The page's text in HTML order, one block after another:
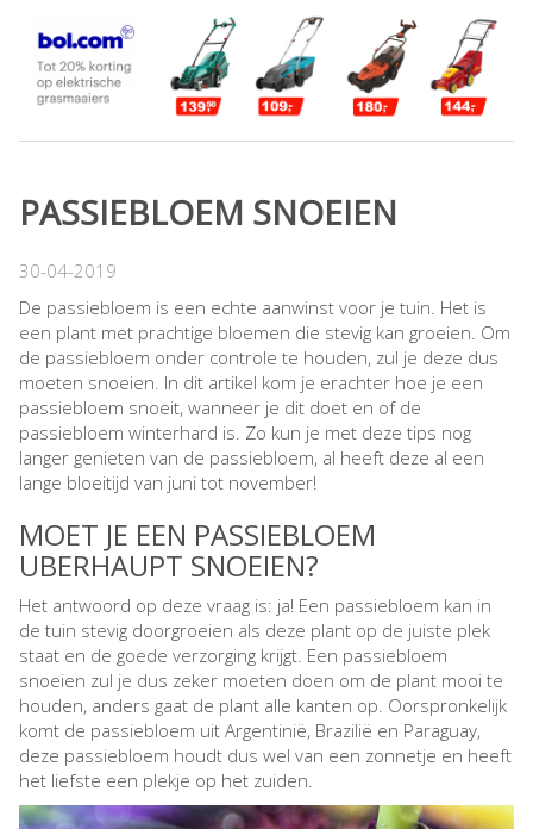
PASSIEBLOEM SNOEIEN
30-04-2019
De passiebloem is een echte aanwinst voor je tuin. Het is
een plant met prachtige bloemen die stevig kan groeien. Om
de passiebloem onder controle te houden, zul je deze dus
moeten snoeien. In dit artikel kom je erachter hoe je een
passiebloem snoeit, wanneer je dit doet en of de
passiebloem winterhard is. Zo kun je met deze tips nog
langer genieten van de passiebloem, al heeft deze al een
lange bloeitijd van juni tot november!
MOET JE EEN PASSIEBLOEM
UBERHAUPT SNOEIEN?
Het antwoord op deze vraag is: ja! Een passiebloem kan in
de tuin stevig doorgroeien als deze plant op de juiste plek
staat en de goede verzorging krijgt. Een passiebloem
snoeien zul je dus zeker moeten doen om de plant mooi te
houden, anders gaat de plant alle kanten op. Oorspronkelijk
komt de passiebloem uit Argentinië, Brazilië en Paraguay,
deze passiebloem houdt dus wel van een zonnetje en heeft
het liefste een plekje op het zuiden.